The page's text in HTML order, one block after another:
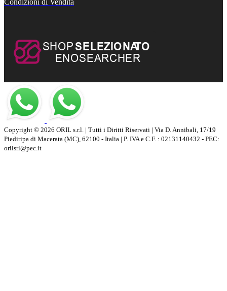
Copyright © 2026 ORIL s.r.l. | Tutti i Diritti Riservati | Via D. Annibali, 17/19
Piediripa di Macerata (MC), 62100 - Italia | P. IVA e C.F. : 02131140432 - PEC:
orilsrl@pec.it